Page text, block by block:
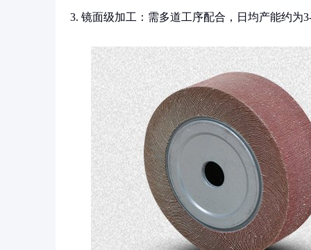
3. 镜面级加工：需多道工序配合，日均产能约为